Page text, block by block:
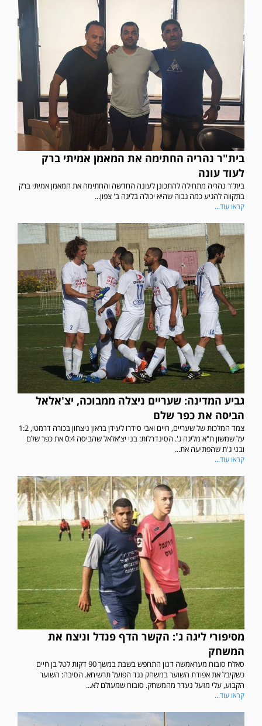
בית"ר נהריה החתימה את המאמן אמיתי ברק
לעוד עונה
בית"ר נהריה מתחילה להתכונן לעונה החדשה והחתימה את המאמן אמיתי ברק
בתקווה להגיע כמה גבוה שהיא יכולה בליגה ב' צפון...
קראו עוד...
גביע המדינה: שעריים ניצלה ממבוכה, יצ'אלאל
הביסה את כפר שלם
צמד המלכות של שעריים, חיים ואבי סידרו לעידן בראון ניצחון בכורה דרמטי, 1:2
על שמשון ת"א מליגה ג'. הסינדרלות: בני יצ'אלאל שהביסה 0:4 את כפר שלם
ובני ג'ת שהפתיעה את...
קראו עוד...
מסיפורי ליגה ג': הקשר הדף פנדל וניצח את
המשחק
סאלח סובוח מעראמשה דנון התחפש בשבת במשך 90 דקות לטל בן חיים
כשקיבל את אפודת השוער במשחק נגד הפועל תרשיחא. הסיבה: השוער
הקבוע, עלי מזעל נעדר מהמשחק. סובוח שמעולם לא...
קראו עוד...